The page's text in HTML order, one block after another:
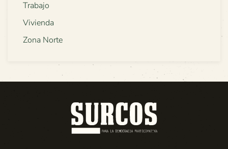
Trabajo
Vivienda
Zona Norte